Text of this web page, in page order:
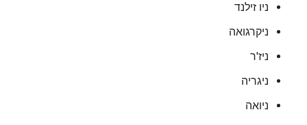
ניו זילנד
ניקרגואה
ניז'ר
ניגריה
ניואה